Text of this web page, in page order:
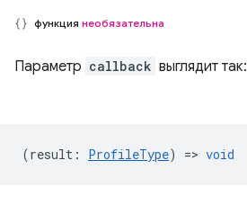
функция необязательна
Параметр callback выглядит так:
(result : ProfileType) => void